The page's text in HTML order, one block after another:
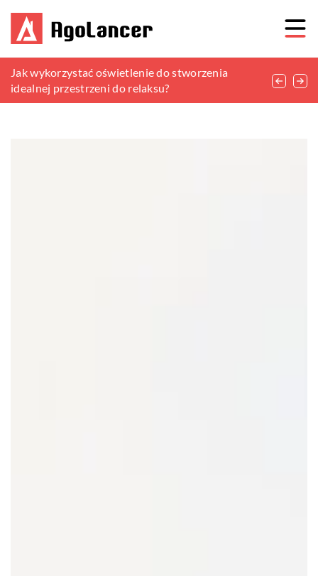
Jak stworzyć przytulną atmosferę w łazience?
Jak wykorzystać oświetlenie do stworzenia
idealnej przestrzeni do relaksu?
Jak wybrać uchwyty, odpowiednio dostosowane
do mebli w naszym domu?